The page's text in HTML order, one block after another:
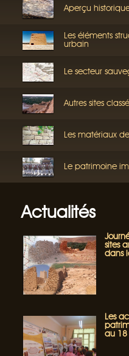
Aperçu
Les éléments
urbain
Le secteur
Autres sites
Les matériaux
Le patrimoine
Actualités
sites
dans
Les
au 18